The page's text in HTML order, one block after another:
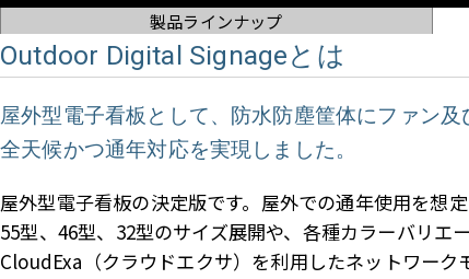
製品ラインナップ
Outdoor Digital Signageとは
屋外型電子看板として、防水防塵筐体にファン
全天候かつ通年対応を実現しました。
屋外型電子看板の決定版です。屋外での通年使用を想
55型、46型、32型のサイズ展開や、各種カラーバリ
CloudExa（クラウドエクサ）を利用したネットワーク